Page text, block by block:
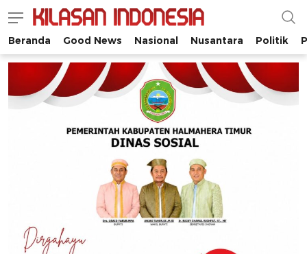
Kilasan Indonesia
Satu-satunya di Indonesia
Beranda Good News Nasional Nusantara Politik